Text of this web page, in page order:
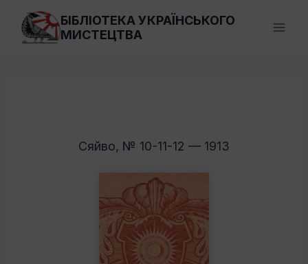
Перейти
вмісту
БІБЛІОТЕКА УКРАЇНСЬКОГО
МИСТЕЦТВА
Сяйво, № 10-11-12 — 1913